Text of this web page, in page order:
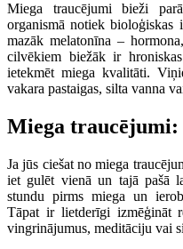
Miega traucējumi bieži
organismā notiek bioloģiskas
mazāk melatonīna –
cilvēkiem biežāk ir
ietekmēt miega kvalitāti.
vakara pastaigas, silta vanna
Miega
Ja jūs ciešat no miega
iet gulēt vienā un tajā pašā
stundu pirms miega un
Tāpat ir lietderīgi izmēģināt
vingrinājumus, meditāciju vai